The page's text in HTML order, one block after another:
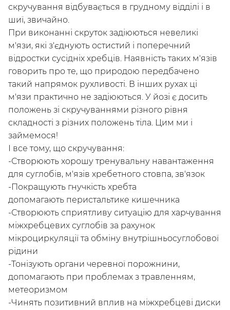
Українська
скручування відбувається в грудному відділі і в
шиї, звичайно.
При виконанні скруток задіюються невеликі
м'язи, які з'єднують остистий і поперечний
відростки сусідніх хребців. Наявність таких м'язів
говорить про те, що природою передбачено
такий напрямок рухливості. В інших рухах ці
м'язи практично не задіюються. У йозі є досить
положень зі скручуваннями різного рівня
складності з різних положень тіла. Цим ми і
займемося!
І все тому, що скручування:
-Створюють хорошу тренувальну навантаження
для суглобів, м'язів хребетного стовпа, зв'язок
-Покращують гнучкість хребта
допомагають перистальтике кишечника
-Створюють сприятливу ситуацію для харчування
міжхребцевих суглобів за рахунок
мікроциркуляції та обміну внутрішньосуглобової
рідини
-Тонізують органи черевної порожнини,
допомагають при проблемах з травленням,
метеоризмом
-Чинять позитивний вплив на міжхребцеві диски